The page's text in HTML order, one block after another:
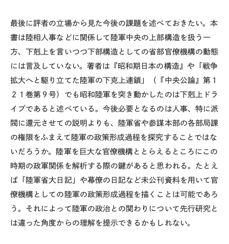
最後に評者の立場から見た今後の課題を述べておきたい。本
書は陸相人事などに関係して陸軍中央の上部構造を扱う一
方、下剋上を言いつつ下部構造としての省部官僚機構の動態
には言及していない。著者は『昭和期日本の構造』や「戦争
拡大へと駆り立てた陸軍の下克上連鎖」（『中央公論』第１
２１巻第９号）でも昭和陸軍を突き動かしたのは下剋上ドラ
イブであると述べている。今後必要となるのは人事、特に派
閥に還元させての説明よりも、陸軍省や参謀本部の各部局課
の権限をふまえて陸軍の政策形成過程を探究することではな
いだろうか。陸軍を巨大な官僚機構ととらえるところにこの
時期の政軍関係を解析する際の鍵があると思われる。たとえ
ば「陸軍省大日記」や幕僚の日記など未公刊資料を用いて官
僚機構としての陸軍の政策形成過程を描くことは可能であろ
う。それによって陸軍の政治との関わりについて先行研究と
は違った角度からの理解を提示できるかもしれない。